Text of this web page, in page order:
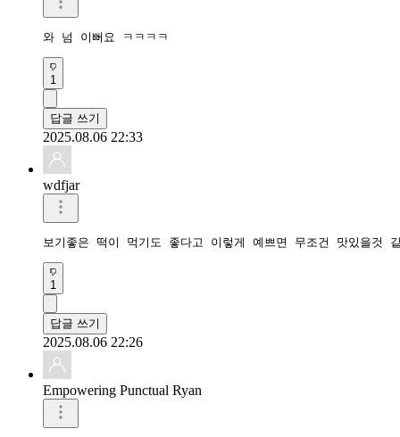
와 넘 이뻐요 ㅋㅋㅋㅋ
1
답글 쓰기
2025.08.06 22:33
wdfjar
보기좋은 떡이 먹기도 좋다고 이렇게 예쁘면 무조건 맛있을것
1
답글 쓰기
2025.08.06 22:26
Empowering Punctual Ryan